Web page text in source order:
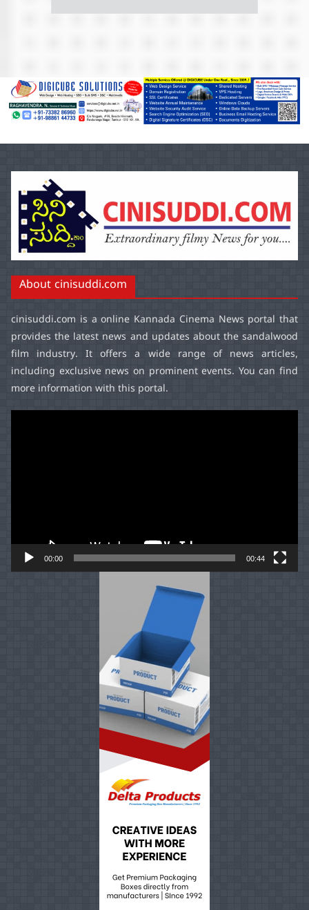
About cinisuddi.com
cinisuddi.com is a online Kannada Cinema News portal that
provides the latest news and updates about the sandalwood
film industry. It offers a wide range of news articles,
including exclusive news on prominent events. You can find
more information with this portal.
00:00 00:44